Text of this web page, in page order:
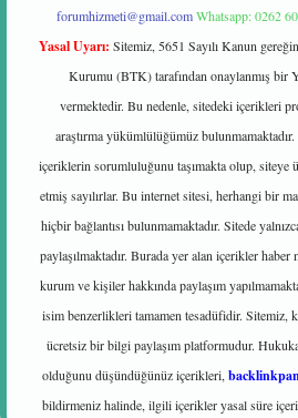
forumhizmeti@gmail.comWhatsapp: 0262
Yasal Uyarı: Sitemiz, 5651 Sayılı Kanun
Kurumu (BTK) tarafından onaylanmış bir
vermektedir. Bu nedenle, sitedeki içerikleri
araştırma yükümlülüğümüz
içeriklerin sorumluluğunu taşımakta olup, siteye
etmiş sayılırlar. Bu internet sitesi, herhangi bir
hiçbir bağlantısı bulunmamaktadır. Sitede
paylaşılmaktadır. Burada yer alan içerikler haber
kurum ve kişiler hakkında paylaşım
isim benzerlikleri tamamen tesadüfidir. Sitemiz,
ücretsiz bir bilgi paylaşım platformudur.
olduğunu düşündüğünüz içerikleri,
bildirmeniz halinde, ilgili içerikler yasal süre